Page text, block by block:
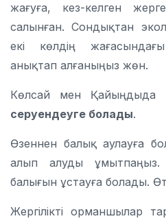
жағуға, кез-келген
салынған. Сондықтан
екі көлдің
анықтап алғаныңыз жөн.
Көлсай мен Қайыңдыда
серуендеуге болады.
Өзеннен балық аулауға
алып алуды
балығын ұстауға болады.
Жергілікті орманшылар